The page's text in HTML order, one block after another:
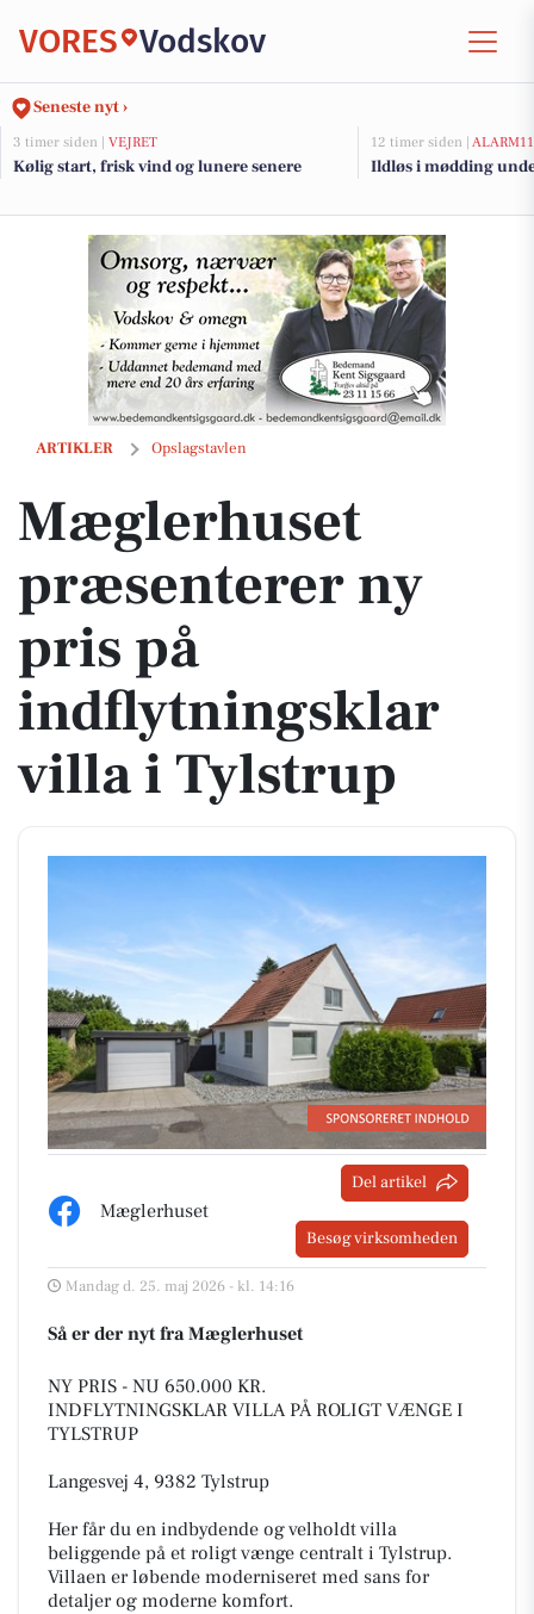
VORES Vodskov
Seneste nyt ›
3 timer siden | VEJRET
Kølig start, frisk vind og lunere senere
12 timer siden |
Ildløs i mødding
ARTIKLER Opslagstavlen
Mæglerhuset præsenterer ny pris på indflytningsklar villa i Tylstrup
Mæglerhuset
præsenterer ny
pris på
indflytningsklar
villa i Tylstrup
Mæglerhuset
Del artikel
Besøg virksomheden
Mandag d. 25. maj 2026 - kl. 14:16
Så er der nyt fra Mæglerhuset
NY PRIS - NU 650.000 KR.
INDFLYTNINGSKLAR VILLA PÅ ROLIGT VÆNGE I
TYLSTRUP
Langesvej 4, 9382 Tylstrup
Her får du en indbydende og velholdt villa
beliggende på et roligt vænge centralt i Tylstrup.
Villaen er løbende moderniseret med sans for
detaljer og moderne komfort.